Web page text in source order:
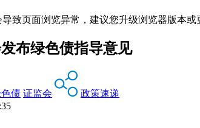
致页面浏览异常，建议您升级浏览器版本或
布绿色债指导意见
债 证监会
政策速递